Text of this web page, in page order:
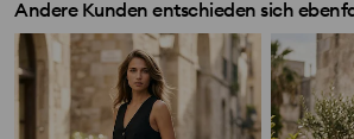
Andere Kunden entschieden sich